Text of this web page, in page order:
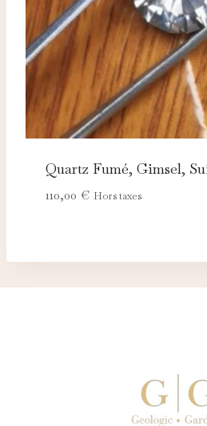
Quartz Fumé, Gimsel,
110,00 € Hors taxes